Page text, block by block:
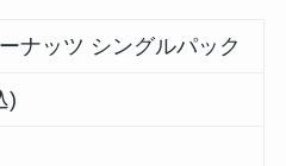
ナッツ シングルパック
)